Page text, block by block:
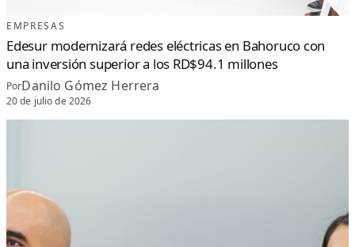
EMPRESAS
Edesur modernizará redes eléctricas en Bahoruco con
una inversión superior a los RD$94.1 millones
PorDanilo Gómez Herrera
20 de julio de 2026